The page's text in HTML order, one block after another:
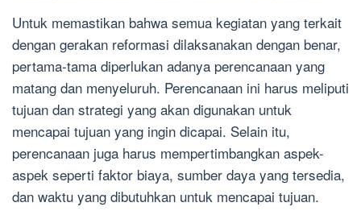
Untuk memastikan bahwa semua kegiatan yang terkait
dengan gerakan reformasi dilaksanakan dengan benar,
pertama-tama diperlukan adanya perencanaan yang
matang dan menyeluruh. Perencanaan ini harus meliputi
tujuan dan strategi yang akan digunakan untuk
mencapai tujuan yang ingin dicapai. Selain itu,
perencanaan juga harus mempertimbangkan aspek-
aspek seperti faktor biaya, sumber daya yang tersedia,
dan waktu yang dibutuhkan untuk mencapai tujuan.